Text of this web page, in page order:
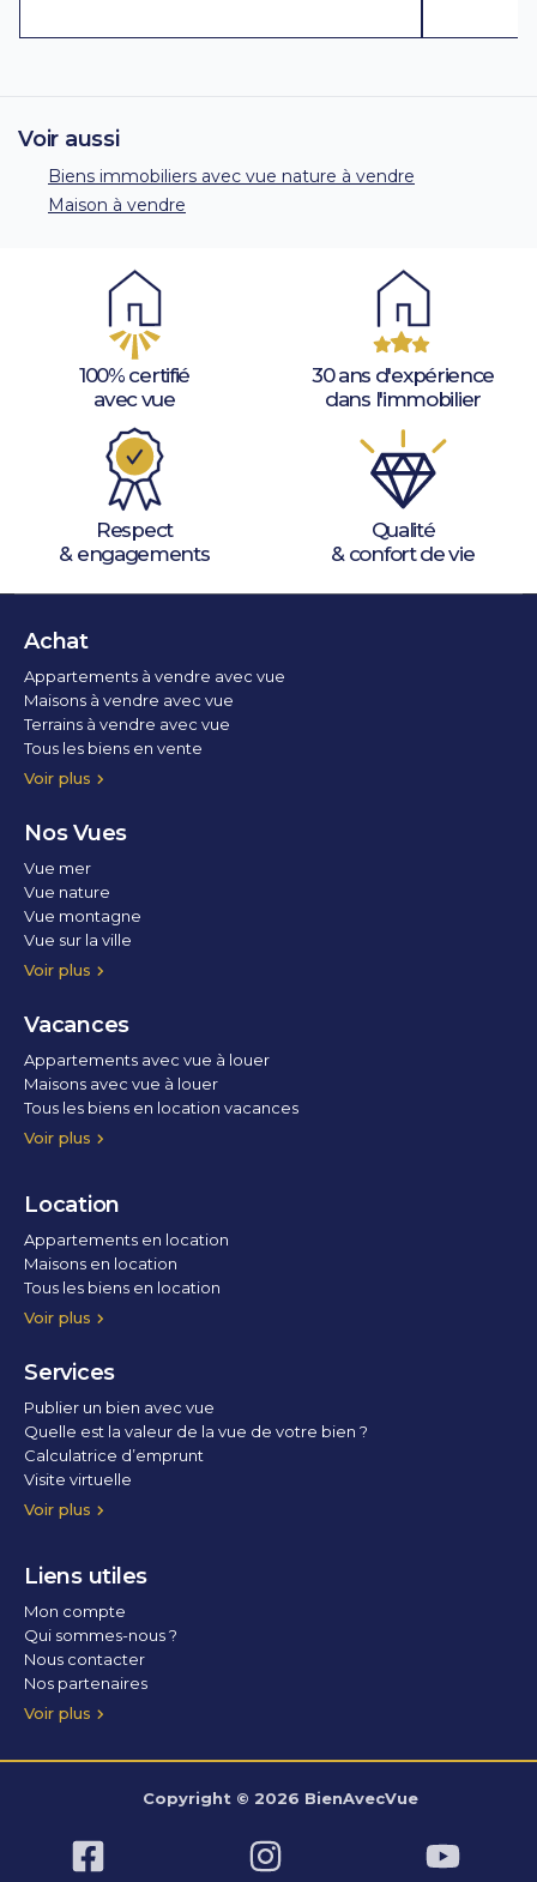
Voir aussi
Biens immobiliers avec vue nature à vendre
Maison à vendre
100% certifié
avec vue
30 ans d'expérience
dans l'immobilier
Respect
& engagements
Qualité
& confort de vie
Achat
Voir plus
Appartements à vendre avec vue
Maisons à vendre avec vue
Terrains à vendre avec vue
Tous les biens en vente
Nos Vues
Voir plus
Vue mer
Vue nature
Vue montagne
Vue sur la ville
Vue parc
Vue fleuve
Vue lac
Vue marina / port
Vacances
Voir plus
Appartements avec vue à louer
Maisons avec vue à louer
Tous les biens en location vacances
Location
Voir plus
Appartements en location
Maisons en location
Tous les biens en location
Services
Voir plus
Publier un bien avec vue
Quelle est la valeur de la vue de votre bien ?
Calculatrice d’emprunt
Visite virtuelle
Home staging
Liens utiles
Voir plus
Mon compte
Qui sommes-nous ?
Nous contacter
Nos partenaires
Conditions Générales d’Utilisation
Politique de confidentialité
Politique des cookies
Copyright © 2026 BienAvecVue